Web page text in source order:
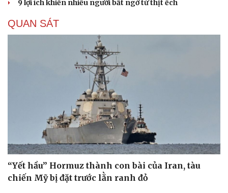
9 lợi ích khiến nhiều người bất ngờ từ thịt ếch
QUAN SÁT
“Yết hầu” Hormuz thành con bài của Iran, tàu
chiến Mỹ bị đặt trước lằn ranh đỏ